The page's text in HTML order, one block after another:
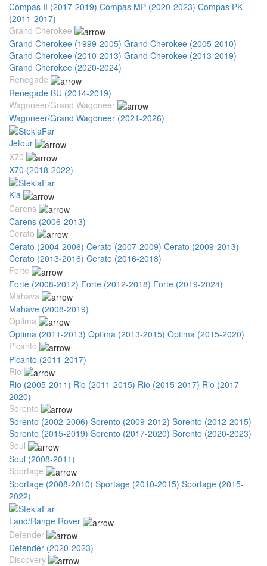
Compas II (2017-2019) Compas MP (2020-2023) Compas PK
(2011-2017)
Grand Cherokee
Grand Cherokee (1999-2005) Grand Cherokee (2005-2010)
Grand Cherokee (2010-2013) Grand Cherokee (2013-2019)
Grand Cherokee (2020-2024)
Renegade
Renegade BU (2014-2019)
Wagoneer/Grand Wagoneer
Wagoneer/Grand Wagoneer (2021-2026)
Jetour
X70
X70 (2018-2022)
Kia
Carens
Carens (2006-2013)
Cerato
Cerato (2004-2006) Cerato (2007-2009) Cerato (2009-2013)
Cerato (2013-2016) Cerato (2016-2018)
Forte
Forte (2008-2012) Forte (2012-2018) Forte (2019-2024)
Mahava
Mahave (2008-2019)
Optima
Optima (2011-2013) Optima (2013-2015) Optima (2015-2020)
Picanto
Picanto (2011-2017)
Rio
Rio (2005-2011) Rio (2011-2015) Rio (2015-2017) Rio (2017-
2020)
Sorento
Sorento (2002-2006) Sorento (2009-2012) Sorento (2012-2015)
Sorento (2015-2019) Sorento (2017-2020) Sorento (2020-2023)
Soul
Soul (2008-2011)
Sportage
Sportage (2008-2010) Sportage (2010-2015) Sportage (2015-
2022)
Land/Range Rover
Defender
Defender (2020-2023)
Discovery